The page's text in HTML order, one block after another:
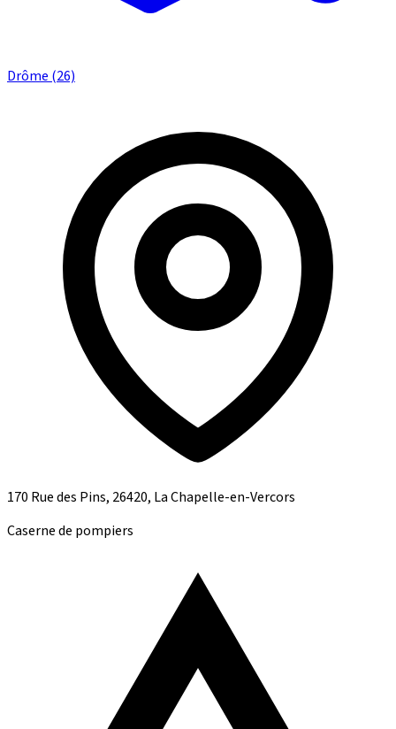
Drôme (26)
170 Rue des Pins, 26420, La Chapelle-en-Vercors
Caserne de pompiers